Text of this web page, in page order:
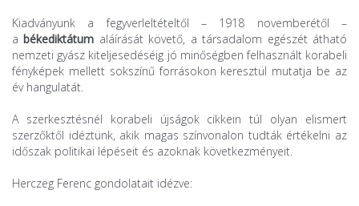
Kiadványunk a fegyverleltételtől – 1918 novemberétől –
abékediktátum aláírását követő, a társadalom egészét átható
nemzeti gyász kiteljesedéséig jó minőségben felhasznált korabeli
fényképek mellett sokszínű forrásokon keresztül mutatja be az
év hangulatát.
A szerkesztésnél korabeli újságok cikkein túl olyan elismert
szerzőktől idéztünk, akik magas színvonalon tudták értékelni az
időszak politikai lépéseit és azoknak következményeit.
Herczeg Ferenc gondolatait idézve: